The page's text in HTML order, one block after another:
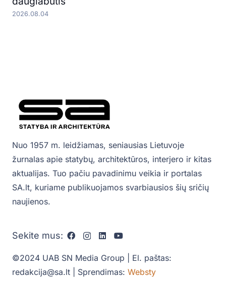
2026.08.04
Nuo 1957 m. leidžiamas, seniausias Lietuvoje
žurnalas apie statybų, architektūros, interjero ir kitas
aktualijas. Tuo pačiu pavadinimu veikia ir portalas
SA.lt, kuriame publikuojamos svarbiausios šių sričių
naujienos.
Sekite mus:
©2024 UAB SN Media Group | El. paštas:
redakcija@sa.lt | Sprendimas: Websty